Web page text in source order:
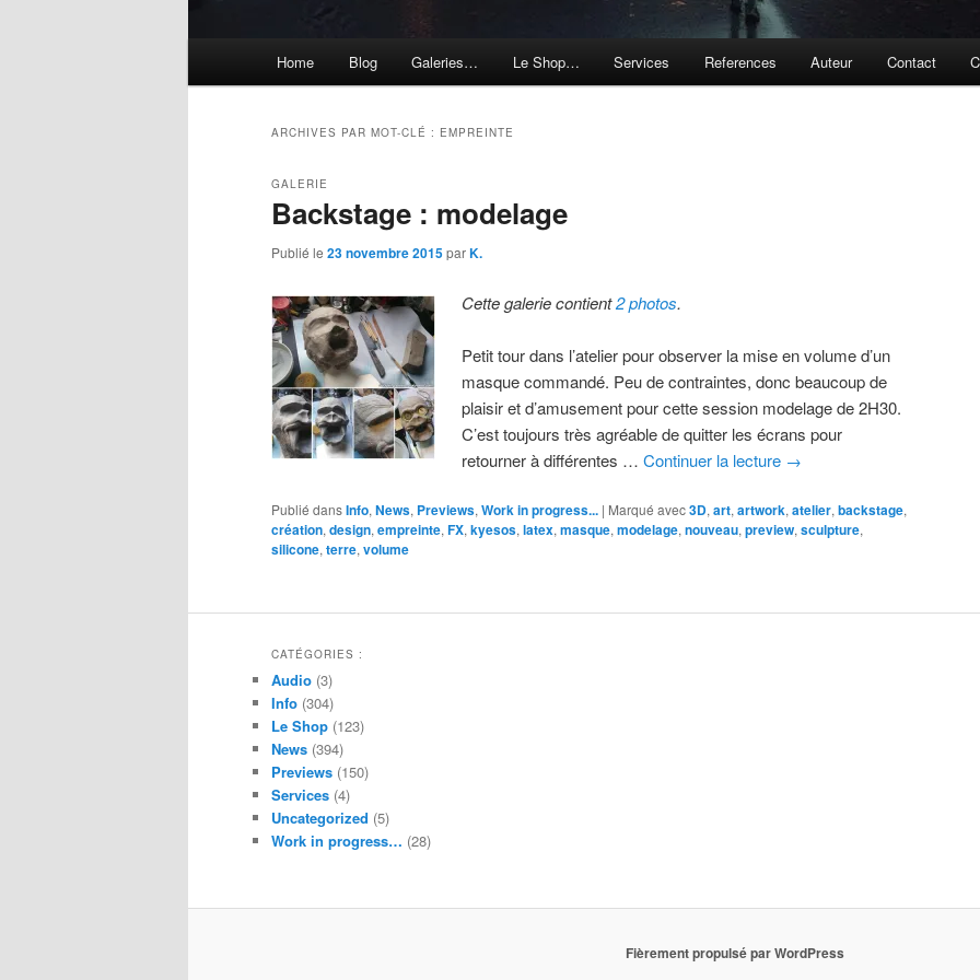
Home Blog Galeries… Le Shop… Services References Auteur Contact
ARCHIVES PAR MOT-CLÉ : EMPREINTE
Backstage : modelage
GALERIE
Publié le 23 novembre 2015parK.
Cette galerie contient2 photos.
Petit tour dans l’atelier pour observer la mise en volume d’un
masque commandé. Peu de contraintes, donc beaucoup de
plaisir et d’amusement pour cette session modelage de 2H30.
C’est toujours très agréable de quitter les écrans pour
retourner à différentes …Continuer la lecture →
Publié dansInfo, News, Previews, Work in progress... | Marqué avec3D, art, artwork, atelier, backstage,
création, design, empreinte, FX, kyesos, latex, masque, modelage, nouveau, preview, sculpture,
silicone, terre, volume
CATÉGORIES :
Audio (3)
Info (304)
Le Shop (123)
News (394)
Previews (150)
Services (4)
Uncategorized (5)
Work in progress… (28)
Fièrement propulsé par WordPress